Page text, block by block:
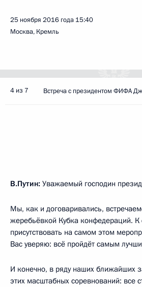
25 ноября 2016 года 15:40
Москва, Кремль
4 из 7 Встреча с президентом ФИФА
В.Путин: Уважаемый господин
Мы, как и договаривались,
жеребьёвкой Кубка конфедераций.
присутствовать на самом этом
Вас уверяю: всё пройдёт самым
И конечно, в ряду наших ближайших
этих масштабных соревнований: все